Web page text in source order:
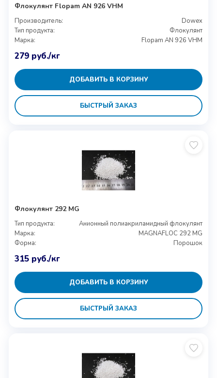
Флокулянт Flopam AN 926 VHM
Производитель:
Dowex
Тип продукта:
Флокулянт
Марка:
Flopam AN 926 VHM
279 руб./кг
ДОБАВИТЬ В КОРЗИНУ
БЫСТРЫЙ ЗАКАЗ
Флокулянт 292 MG
Тип продукта:
Анионный полиакриламидный флокулянт
Марка:
MAGNAFLOC 292 MG
Форма:
Порошок
315 руб./кг
ДОБАВИТЬ В КОРЗИНУ
БЫСТРЫЙ ЗАКАЗ